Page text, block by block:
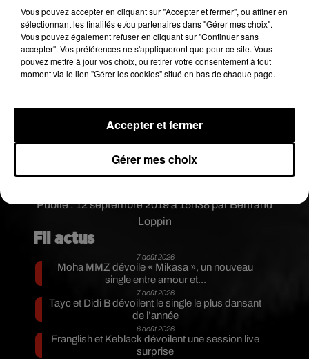
Publié : 12 septembre 2019 à 15h38 par Bertrand
Loppin
Voir cette publication sur Instagram
�x�
Fil actus
7 août 2026
Moha MMZ dévoile « Mikasa », un nouveau
single entre amour et...
7 août 2026
Tayc et Didi B dévoilent le single le plus dansant
de l’année
6 août 2026
Franglish et Keblack dévoilent une session live
surprise
Vous pouvez accepter en cliquant sur "Accepter et fermer", ou affiner en
sélectionnant les finalités et/ou partenaires dans "Gérer mes choix".
Vous pouvez également refuser en cliquant sur "Continuer sans
accepter". Vos préférences ne s'appliqueront que pour ce site. Vous
pouvez mettre à jour vos choix, ou retirer votre consentement à tout
moment via le lien "Gérer les cookies" situé en bas de chaque page.
Gérer mes choix
Accepter et fermer